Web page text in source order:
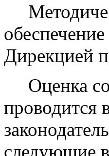
Дирекцией
Оценка
проводится
следующие